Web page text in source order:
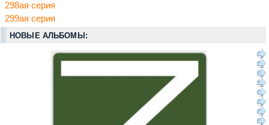
298ая серия
299ая серия
НОВЫЕ АЛЬБОМЫ: